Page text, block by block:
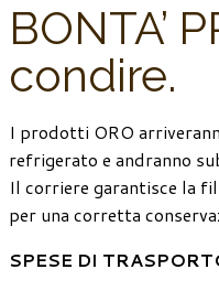
BONTA’
condire.
I prodotti ORO
refrigerato e andranno
Il corriere garantisce la
per una corretta
SPESE DI